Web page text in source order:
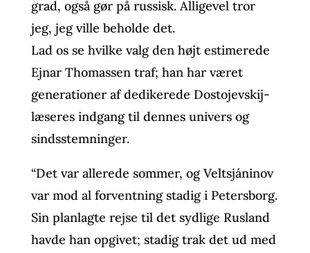
grad, også gør på russisk. Alligevel tror
jeg, jeg ville beholde det.
Lad os se hvilke valg den højt estimerede
Ejnar Thomassen traf; han har været
generationer af dedikerede Dostojevskij-
læseres indgang til dennes univers og
sindsstemninger.
“Det var allerede sommer, og Veltsjáninov
var mod al forventning stadig i Petersborg.
Sin planlagte rejse til det sydlige Rusland
havde han opgivet; stadig trak det ud med